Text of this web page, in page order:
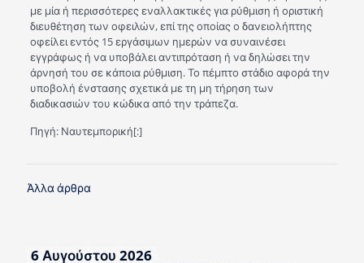
με μία ή περισσότερες εναλλακτικές για ρύθμιση ή οριστική
διευθέτηση των οφειλών, επί της οποίας ο δανειολήπτης
οφείλει εντός 15 εργάσιμων ημερών να συναινέσει
εγγράφως ή να υποβάλει αντιπρόταση ή να δηλώσει την
άρνησή του σε κάποια ρύθμιση. Το πέμπτο στάδιο αφορά την
υποβολή ένστασης σχετικά με τη μη τήρηση των
διαδικασιών του κώδικα από την τράπεζα.
Πηγή: Ναυτεμπορική[:]
Άλλα άρθρα
6 Αυγούστου 2026